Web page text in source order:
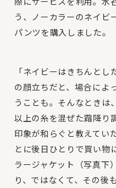
う、ノーカラーのネイビ
パンツを購入しました。
「ネイビーはきちんと
の顔立ちだと、場合によ
うことも。そんなときは
以上の糸を混ぜた霜降り
印象が和らぐと教えてい
とに後日ひとりで買い物
ラージャケット（写真下
り、ではなくて、その後